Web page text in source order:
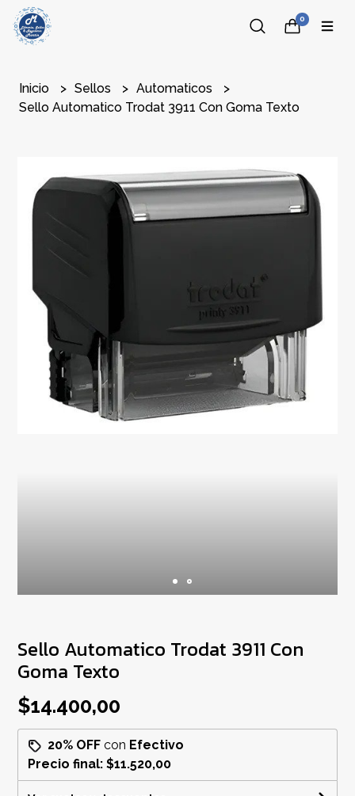
0
Inicio Sellos
Automaticos
Sello Automatico Trodat 3911 Con Goma Texto
Sello Automatico Trodat 3911 Con
Goma Texto
$14.400,00
20% OFF con Efectivo
Precio final:$11.520,00